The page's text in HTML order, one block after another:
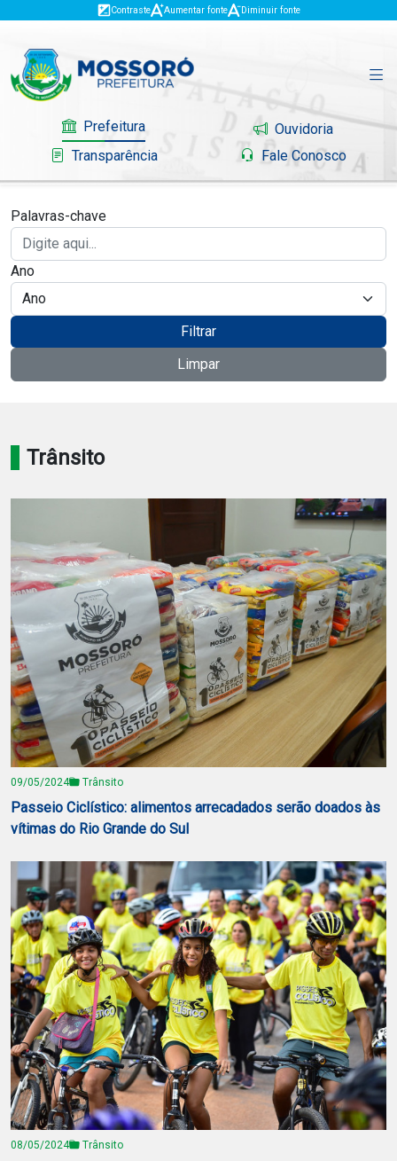
Contraste Aumentar fonte Diminuir fonte
Prefeitura
Ouvidoria
Transparência
Fale Conosco
Governo
Mossoró
Carta de Serviço
PESQUISAR
Palavras-chave
Ano
Filtrar
Limpar
Trânsito
09/05/2024 Trânsito
Passeio Ciclístico: alimentos arrecadados serão doados às
vítimas do Rio Grande do Sul
08/05/2024 Trânsito